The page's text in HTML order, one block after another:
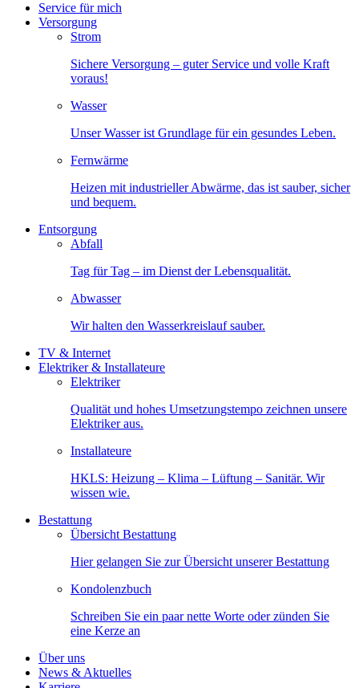
Service für mich
Versorgung
Strom
Sichere Versorgung – guter Service und volle Kraft
voraus!
Wasser
Unser Wasser ist Grundlage für ein gesundes Leben.
Fernwärme
Heizen mit industrieller Abwärme, das ist sauber, sicher
und bequem.
Entsorgung
Abfall
Tag für Tag – im Dienst der Lebensqualität.
Abwasser
Wir halten den Wasserkreislauf sauber.
TV & Internet
Elektriker & Installateure
Elektriker
Qualität und hohes Umsetzungstempo zeichnen unsere
Elektriker aus.
Installateure
HKLS: Heizung – Klima – Lüftung – Sanitär. Wir
wissen wie.
Bestattung
Übersicht Bestattung
Hier gelangen Sie zur Übersicht unserer Bestattung
Kondolenzbuch
Schreiben Sie ein paar nette Worte oder zünden Sie
eine Kerze an
Über uns
News & Aktuelles